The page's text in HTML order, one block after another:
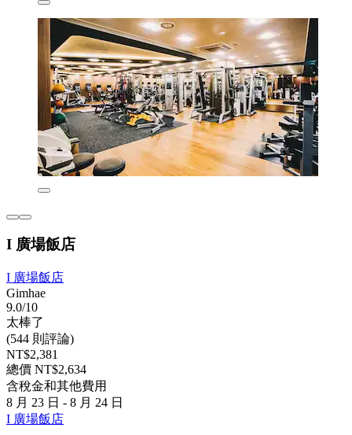
I 廣場飯店
I 廣場飯店
Gimhae
9.0/10
太棒了
(544 則評論)
NT$2,381
總價 NT$2,634
含稅金和其他費用
8 月 23 日 - 8 月 24 日
I 廣場飯店